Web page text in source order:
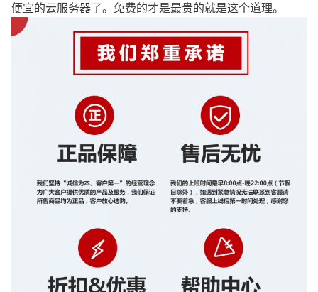
便宜的云服务器了。免费的才是最贵的就是这个道理。